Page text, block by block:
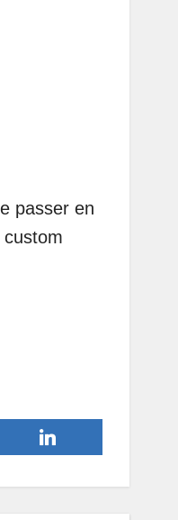
passer en
custom